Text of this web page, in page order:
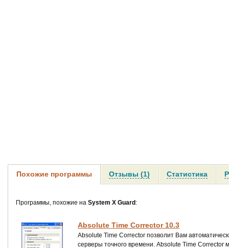
Похожие программы Отзывы (1) Статистика
Программы, похожие на System X Guard:
Absolute Time Corrector 10.3
Absolute Time Corrector позволит Вам
серверы точного времени. Absolute Time Corrector